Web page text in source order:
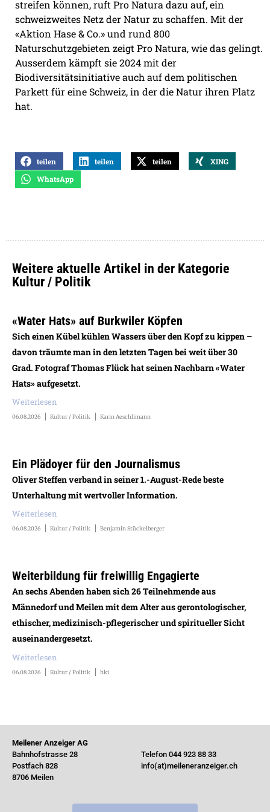
streifen können, ruft Pro Natura dazu auf, ein
schweizweites Netz der Natur zu schaffen. Mit der
«Aktion Hase & Co.» und rund 800
Naturschutzgebieten zeigt Pro Natura, wie das gelingt.
Ausserdem kämpft sie 2024 mit der
Biodiversitätsinitiative auch auf dem politischen
Parkett für eine Schweiz, in der die Natur ihren Platz
hat.
teilen teilen teilen
XING
WhatsApp
Weitere aktuelle Artikel in der Kategorie
Kultur / Politik
«Water Hats» auf Burkwiler Köpfen
Sich einen Kübel kühlen Wassers über den Kopf zu kippen –
davon träumte man in den letzten Tagen bei weit über 30
Grad. Fotograf Thomas Flück hat seinen Nachbarn «Water
Hats» aufgesetzt.
Weiterlesen
06.08.2026 Kultur / Politik Karin Aeschlimann
Ein Plädoyer für den Journalismus
Oliver Steffen verband in seiner 1.-August-Rede beste
Unterhaltung mit wertvoller Information.
Weiterlesen
06.08.2026 Kultur / Politik Benjamin Stückelberger
Weiterbildung für freiwillig Engagierte
An sechs Abenden haben sich 26 Teilnehmende aus
Männedorf und Meilen mit dem Alter aus gerontologischer,
ethischer, medizinisch-pflegerischer und spiritueller Sicht
auseinandergesetzt.
Weiterlesen
06.08.2026 Kultur / Politik hki
Meilener Anzeiger AG
Bahnhofstrasse 28
Postfach 828
8706 Meilen
Telefon 044 923 88 33
info(at)meileneranzeiger.ch